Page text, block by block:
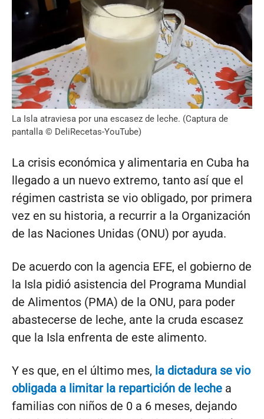
La Isla atraviesa por una escasez de leche. (Captura de
pantalla © DeliRecetas-YouTube)
La crisis económica y alimentaria en Cuba ha
llegado a un nuevo extremo, tanto así que el
régimen castrista se vio obligado, por primera
vez en su historia, a recurrir a la Organización
de las Naciones Unidas (ONU) por ayuda.
De acuerdo con la agencia EFE, el gobierno de
la Isla pidió asistencia del Programa Mundial
de Alimentos (PMA) de la ONU, para poder
abastecerse de leche, ante la cruda escasez
que la Isla enfrenta de este alimento.
Y es que, en el último mes, la dictadura se vio
obligada a limitar la repartición de leche a
familias con niños de 0 a 6 meses, dejando